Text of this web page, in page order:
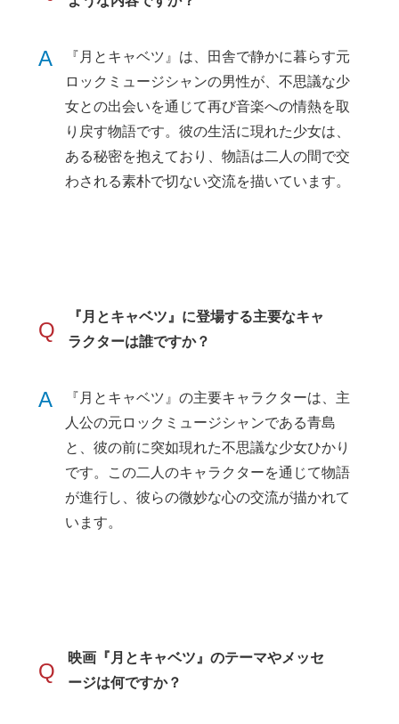
A
『月とキャベツ』は、田舎で静かに暮らす元
ロックミュージシャンの男性が、不思議な少
女との出会いを通じて再び音楽への情熱を取
り戻す物語です。彼の生活に現れた少女は、
ある秘密を抱えており、物語は二人の間で交
わされる素朴で切ない交流を描いています。
Q
『月とキャベツ』に登場する主要なキャ
ラクターは誰ですか？
A
『月とキャベツ』の主要キャラクターは、主
人公の元ロックミュージシャンである青島
と、彼の前に突如現れた不思議な少女ひかり
です。この二人のキャラクターを通じて物語
が進行し、彼らの微妙な心の交流が描かれて
います。
Q
映画『月とキャベツ』のテーマやメッセ
ージは何ですか？